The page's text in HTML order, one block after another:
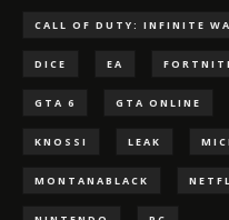
CALL OF DUTY: INFINITE
DICE EA
GTA 6 GTA ONLINE
KNOSSI LEAK
MONTANABLACK